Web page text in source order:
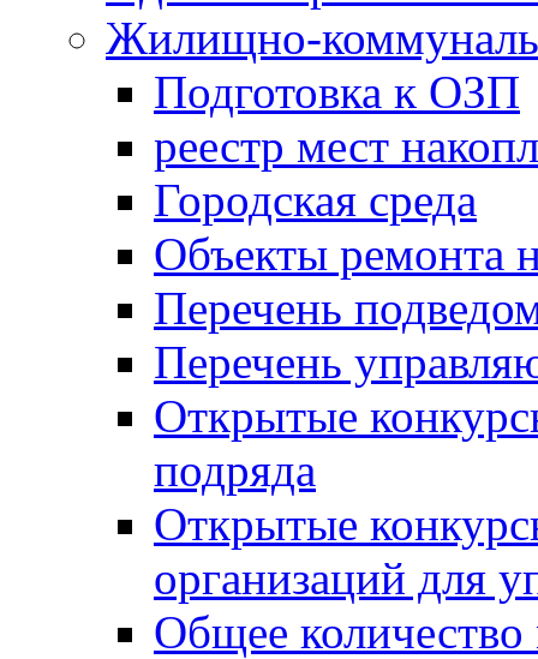
Жилищно-
Подготовка к ОЗП
реестр мест
Городская среда
Объекты ремонта
Перечень
Перечень
Открытые
подряда
Открытые
организаций для
Общее